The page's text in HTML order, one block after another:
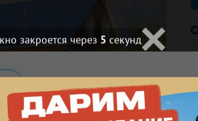
Размещение
закроется через 4 секунд